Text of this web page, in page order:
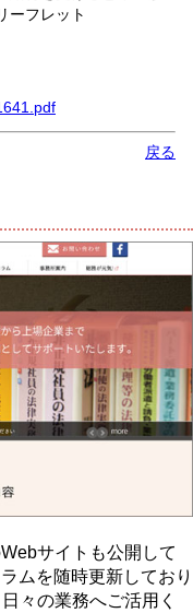
ーフレット
戻る
サイトも公開して
ムを随時更新しており
々の業務へご活用く